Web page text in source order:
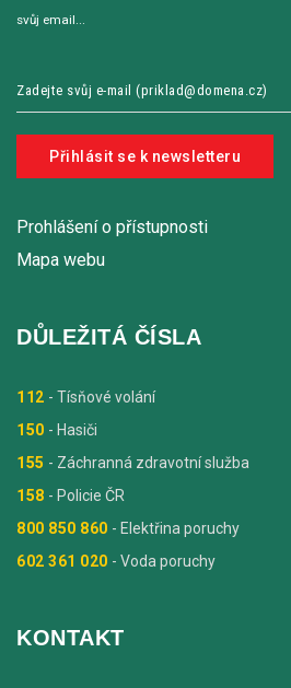
svůj email...
Přihlásit se k newsletteru
Prohlášení o přístupnosti
Mapa webu
DŮLEŽITÁ ČÍSLA
112 - Tísňové volání
150 - Hasiči
155 - Záchranná zdravotní služba
158 - Policie ČR
800 850 860 - Elektřina poruchy
602 361 020 - Voda poruchy
KONTAKT